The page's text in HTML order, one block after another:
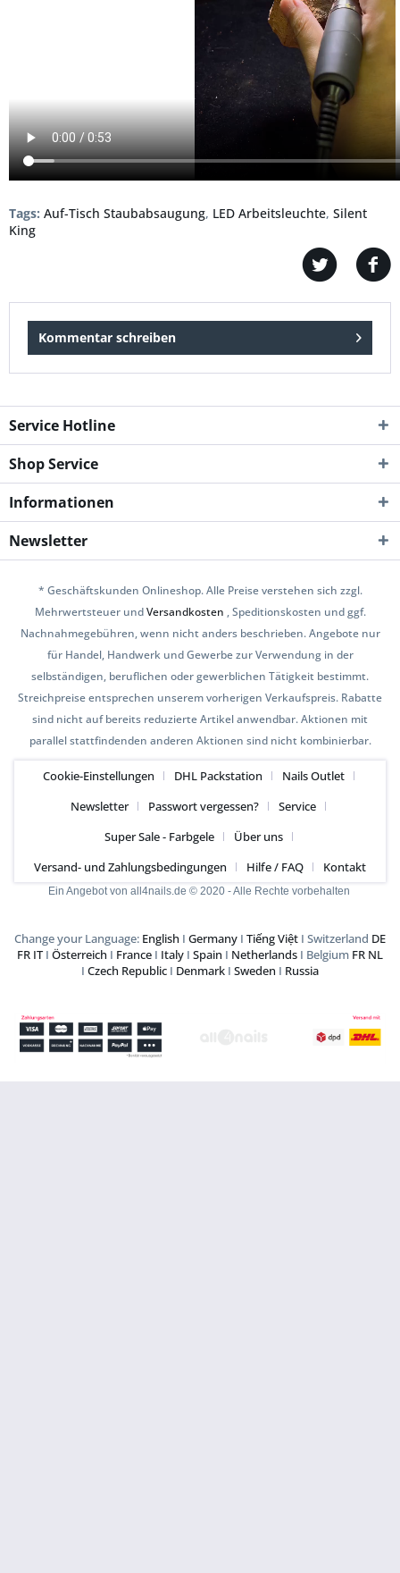
Tags: Auf-Tisch Staubabsaugung, LED Arbeitsleuchte, Silent
King
Kommentar schreiben
Service Hotline
Shop Service
Informationen
Newsletter
* Geschäftskunden Onlineshop. Alle Preise verstehen sich zzgl.
Mehrwertsteuer undVersandkosten , Speditionskosten und ggf.
Nachnahmegebühren, wenn nicht anders beschrieben. Angebote nur
für Handel, Handwerk und Gewerbe zur Verwendung in der
selbständigen, beruflichen oder gewerblichen Tätigkeit bestimmt.
Streichpreise entsprechen unserem vorherigen Verkaufspreis. Rabatte
sind nicht auf bereits reduzierte Artikel anwendbar. Aktionen mit
parallel stattfindenden anderen Aktionen sind nicht kombinierbar.
Cookie-Einstellungen DHL Packstation
Nails Outlet
Newsletter
Passwort vergessen?
Service
Super Sale - Farbgele
Über uns
Versand- und Zahlungsbedingungen
Hilfe / FAQ Kontakt
Ein Angebot von all4nails.de © 2020 - Alle Rechte vorbehalten
Change your Language: English I Germany I Tiếng Việt I Switzerland DE
FR IT I Österreich I France I Italy I Spain I Netherlands I Belgium FR NL
I Czech Republic I Denmark I Sweden I Russia